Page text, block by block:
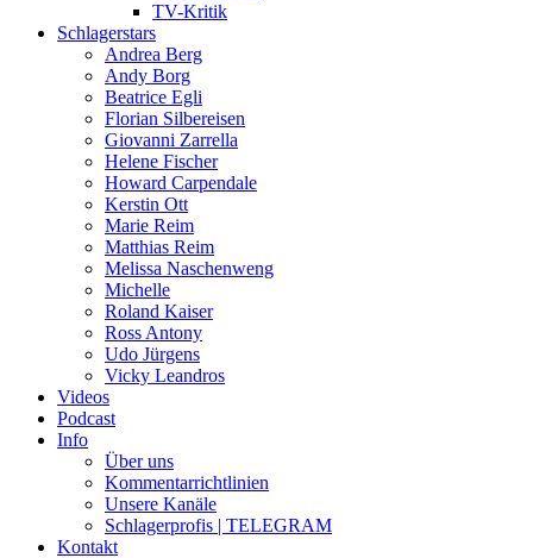
TV-Kritik
Schlagerstars
Andrea Berg
Andy Borg
Beatrice Egli
Florian Silbereisen
Giovanni Zarrella
Helene Fischer
Howard Carpendale
Kerstin Ott
Marie Reim
Matthias Reim
Melissa Naschenweng
Michelle
Roland Kaiser
Ross Antony
Udo Jürgens
Vicky Leandros
Videos
Podcast
Info
Über uns
Kommentarrichtlinien
Unsere Kanäle
Schlagerprofis | TELEGRAM
Kontakt